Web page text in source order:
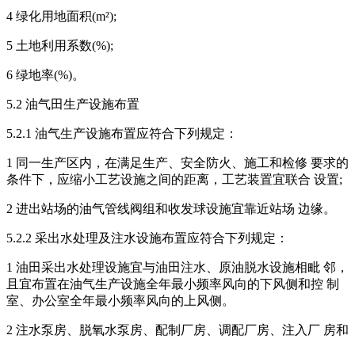
4 绿化用地面积(m²);
5 土地利用系数(%);
6 绿地率(%)。
5.2 油气田生产设施布置
5.2.1 油气生产设施布置应符合下列规定：
1 同一生产区内，在满足生产、安全防火、施工和检修 要求的
条件下，应缩小工艺设施之间的距离，工艺装置宜联合 设置;
2 进出站场的油气管线阀组和收发球设施宜靠近站场 边缘。
5.2.2 采出水处理及注水设施布置应符合下列规定：
1 油田采出水处理设施宜与油田注水、原油脱水设施相毗 邻，
且宜布置在油气生产设施全年最小频率风向的下风侧和控 制
室、办公室全年最小频率风向的上风侧。
2 注水泵房、脱氧水泵房、配制厂房、调配厂房、注入厂 房和